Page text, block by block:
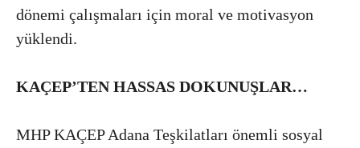
dönemi çalışmaları için moral ve motivasyon
yüklendi.
KAÇEP’TEN HASSAS DOKUNUŞLAR…
MHP KAÇEP Adana Teşkilatları önemli sosyal